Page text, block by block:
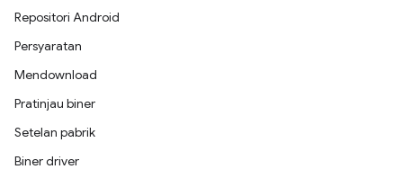
Repositori Android
Persyaratan
Mendownload
Pratinjau biner
Setelan pabrik
Biner driver